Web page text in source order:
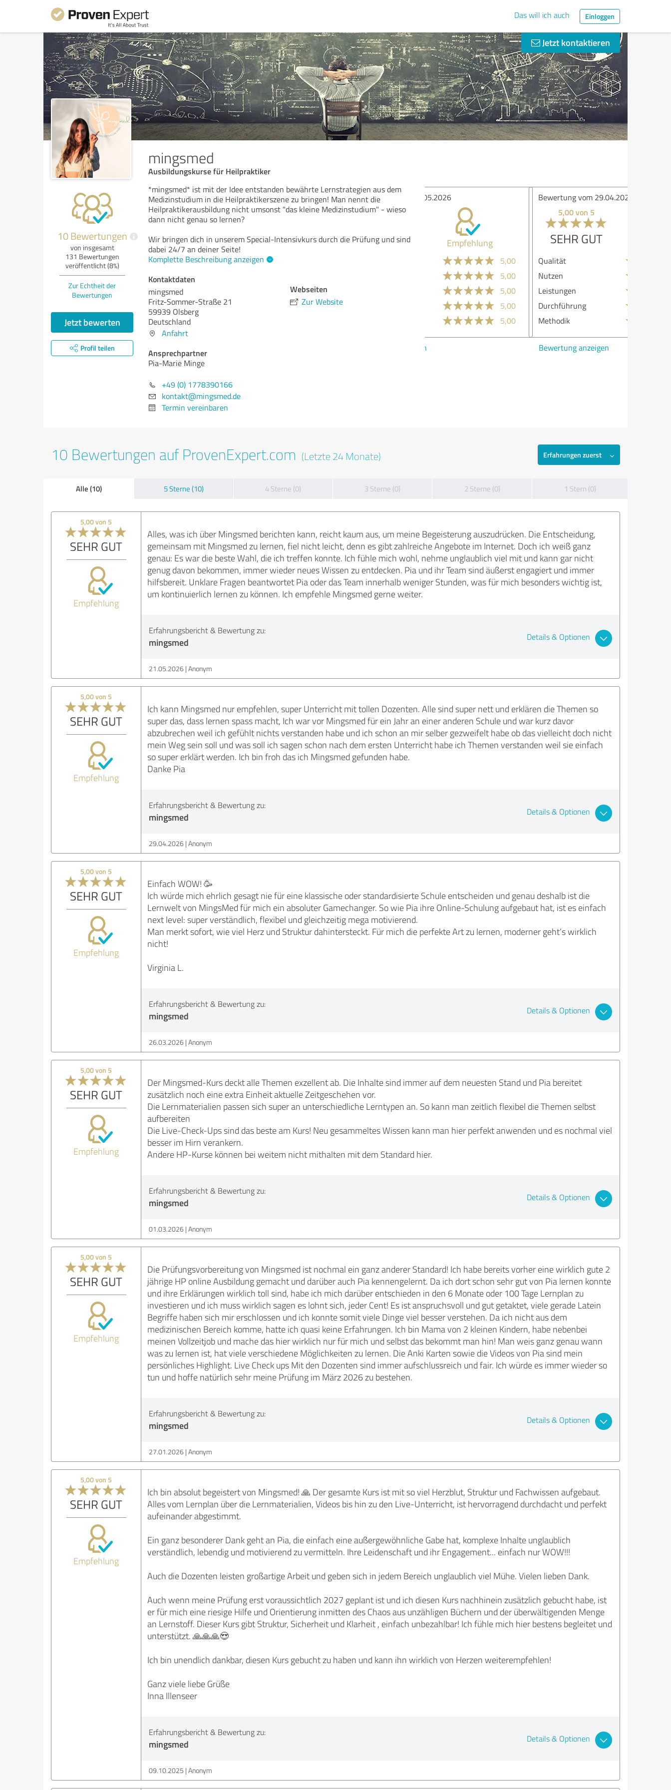
Das will ich auch Einloggen
Jetzt kontaktieren
mingsmed
Ausbildungskurse für Heilpraktiker
10 Bewertungen i
von insgesamt
131 Bewertungen
veröffentlicht (8%)
Zur Echtheit der
Bewertungen
Jetzt bewerten
Profil teilen
*mingsmed* ist mit der Idee entstanden bewährte Lernstrategien aus dem
Medizinstudium in die Heilpraktikerszene zu bringen! Man nennt die
Heilpraktikerausbildung nicht umsonst "das kleine Medizinstudium" - wieso
dann nicht genau so lernen?
Wir bringen dich in unserem Special-Intensivkurs durch die Prüfung und sind
dabei 24/7 an deiner Seite!
Komplette Beschreibung anzeigen
Kontaktdaten
mingsmed
Fritz-Sommer-Straße 21
59939 Olsberg
Deutschland
Anfahrt
Ansprechpartner
Pia-Marie Minge
+49 (0) 1778390166
kontakt@mingsmed.de
Termin vereinbaren
Webseiten
Zur Website
Bewertung vom 29.04.2026
5,00 von 5
SEHR GUT Empfehlung
Qualität
Nutzen
Leistungen
Durchführung
5,00
Methodik
10 Bewertungen auf ProvenExpert.com (Letzte 24 Monate) Erfahrungen zuerst
Alle (10) 5 Sterne (10) 4 Sterne (0) 3 Sterne (0) 2 Sterne (0) 1 Stern (0)
5,00 von 5
SEHR GUT
Empfehlung
Alles, was ich über Mingsmed berichten kann, reicht kaum aus, um meine Begeisterung auszudrücken. Die Entscheidung,
gemeinsam mit Mingsmed zu lernen, fiel nicht leicht, denn es gibt zahlreiche Angebote im Internet. Doch ich weiß ganz
genau: Es war die beste Wahl, die ich treffen konnte. Ich fühle mich wohl, nehme unglaublich viel mit und kann gar nicht
genug davon bekommen, immer wieder neues Wissen zu entdecken. Pia und ihr Team sind äußerst engagiert und immer
hilfsbereit. Unklare Fragen beantwortet Pia oder das Team innerhalb weniger Stunden, was für mich besonders wichtig ist,
um kontinuierlich lernen zu können. Ich empfehle Mingsmed gerne weiter.
Erfahrungsbericht & Bewertung zu:
mingsmed Details & Optionen
21.05.2026 Anonym
5,00 von 5
SEHR GUT
Empfehlung
Ich kann Mingsmed nur empfehlen, super Unterricht mit tollen Dozenten. Alle sind super nett und erklären die Themen so
super das, dass lernen spass macht, Ich war vor Mingsmed für ein Jahr an einer anderen Schule und war kurz davor
abzubrechen weil ich gefühlt nichts verstanden habe und ich schon an mir selber gezweifelt habe ob das vielleicht doch nicht
mein Weg sein soll und was soll ich sagen schon nach dem ersten Unterricht habe ich Themen verstanden weil sie einfach
so super erklärt werden. Ich bin froh das ich Mingsmed gefunden habe.
Danke Pia
Erfahrungsbericht & Bewertung zu:
mingsmed Details & Optionen
29.04.2026 Anonym
5,00 von 5
SEHR GUT
Empfehlung
Einfach WOW! 🥳
Ich würde mich ehrlich gesagt nie für eine klassische oder standardisierte Schule entscheiden und genau deshalb ist die
Lernwelt von MingsMed für mich ein absoluter Gamechanger. So wie Pia ihre Online-Schulung aufgebaut hat, ist es einfach
next level: super verständlich, flexibel und gleichzeitig mega motivierend.
Man merkt sofort, wie viel Herz und Struktur dahintersteckt. Für mich die perfekte Art zu lernen, moderner geht’s wirklich
nicht!
Virginia L.
Erfahrungsbericht & Bewertung zu:
mingsmed Details & Optionen
26.03.2026 Anonym
5,00 von 5
SEHR GUT
Empfehlung
Der Mingsmed-Kurs deckt alle Themen exzellent ab. Die Inhalte sind immer auf dem neuesten Stand und Pia bereitet
zusätzlich noch eine extra Einheit aktuelle Zeitgeschehen vor.
Die Lernmaterialien passen sich super an unterschiedliche Lerntypen an. So kann man zeitlich flexibel die Themen selbst
aufbereiten
Die Live-Check-Ups sind das beste am Kurs! Neu gesammeltes Wissen kann man hier perfekt anwenden und es nochmal viel
besser im Hirn verankern.
Andere HP-Kurse können bei weitem nicht mithalten mit dem Standard hier.
Erfahrungsbericht & Bewertung zu:
mingsmed Details & Optionen
01.03.2026 Anonym
5,00 von 5
SEHR GUT
Empfehlung
Die Prüfungsvorbereitung von Mingsmed ist nochmal ein ganz anderer Standard! Ich habe bereits vorher eine wirklich gute 2
jährige HP online Ausbildung gemacht und darüber auch Pia kennengelernt. Da ich dort schon sehr gut von Pia lernen konnte
und ihre Erklärungen wirklich toll sind, habe ich mich darüber entschieden in den 6 Monate oder 100 Tage Lernplan zu
investieren und ich muss wirklich sagen es lohnt sich, jeder Cent! Es ist anspruchsvoll und gut getaktet, viele gerade Latein
Begriffe haben sich mir erschlossen und ich konnte somit viele Dinge viel besser verstehen. Da ich nicht aus dem
medizinischen Bereich komme, hatte ich quasi keine Erfahrungen. Ich bin Mama von 2 kleinen Kindern, habe nebenbei
meinen Vollzeitjob und mache das hier wirklich nur für mich und selbst das bekommt man hin! Man weis ganz genau wann
was zu lernen ist, hat viele verschiedene Möglichkeiten zu lernen. Die Anki Karten sowie die Videos von Pia sind mein
persönliches Highlight. Live Check ups Mit den Dozenten sind immer aufschlussreich und fair. Ich würde es immer wieder so
tun und hoffe natürlich sehr meine Prüfung im März 2026 zu bestehen.
Erfahrungsbericht & Bewertung zu:
mingsmed Details & Optionen
27.01.2026 Anonym
5,00 von 5
SEHR GUT
Empfehlung
Ich bin absolut begeistert von Mingsmed! 🙏 Der gesamte Kurs ist mit so viel Herzblut, Struktur und Fachwissen aufgebaut.
Alles vom Lernplan über die Lernmaterialien, Videos bis hin zu den Live-Unterricht, ist hervorragend durchdacht und perfekt
aufeinander abgestimmt.
Ein ganz besonderer Dank geht an Pia, die einfach eine außergewöhnliche Gabe hat, komplexe Inhalte unglaublich
verständlich, lebendig und motivierend zu vermitteln. Ihre Leidenschaft und ihr Engagement... einfach nur WOW!!!
Auch die Dozenten leisten großartige Arbeit und geben sich in jedem Bereich unglaublich viel Mühe. Vielen lieben Dank.
Auch wenn meine Prüfung erst voraussichtlich 2027 geplant ist und ich diesen Kurs nachhinein zusätzlich gebucht habe, ist
er für mich eine riesige Hilfe und Orientierung inmitten des Chaos aus unzähligen Büchern und der überwältigenden Menge
an Lernstoff. Dieser Kurs gibt Struktur, Sicherheit und Klarheit , einfach unbezahlbar! Ich fühle mich hier bestens begleitet und
unterstützt. 🙏🙏🙏😍
Ich bin unendlich dankbar, diesen Kurs gebucht zu haben und kann ihn wirklich von Herzen weiterempfehlen!
Ganz viele liebe Grüße
Inna Illenseer
Erfahrungsbericht & Bewertung zu:
mingsmed Details & Optionen
09.10.2025 Anonym